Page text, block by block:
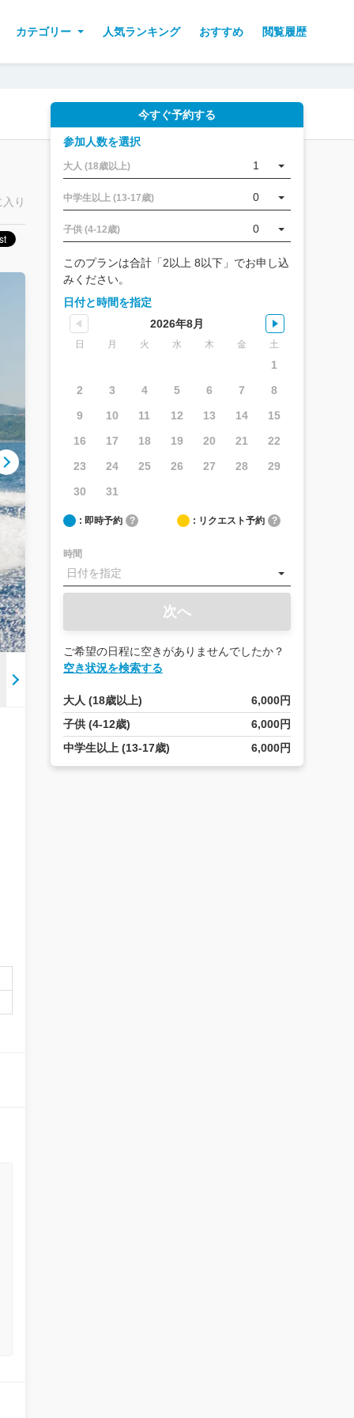
カテゴリー 人気ランキング おすすめ 閲覧履歴
り
今すぐ予約する
参加人数を選択
大人 (18歳以上) 1
中学生以上 (13-17歳) 0
子供 (4-12歳) 0
このプランは合計「2以上 8以下」でお申し込
みください。
日付と時間を指定
2026年8月
日 月 火 水 木 金 土
1
2
3 4 5 6 7
8
9
10 11 12 13 14
15
16
17 18 19 20 21
22
23
24 25 26 27 28
29
30
31
: 即時予約 ? : リクエスト予約 ?
時間
次へ
ご希望の日程に空きがありませんでしたか？
空き状況を検索する
大人 (18歳以上)
6,000円
子供 (4-12歳)
6,000円
中学生以上 (13-17歳)
6,000円